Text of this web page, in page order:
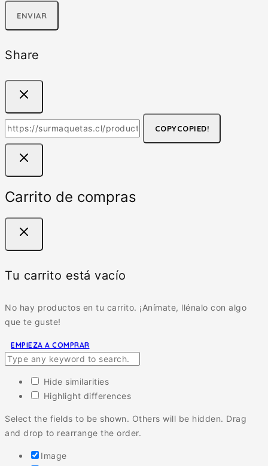
Share
COPYCOPIED!
Carrito de compras
Tu carrito está vacío
No hay productos en tu carrito. ¡Anímate, llénalo con algo
que te guste!
EMPIEZA A COMPRAR
Hide similarities
Highlight differences
Select the fields to be shown. Others will be hidden. Drag
and drop to rearrange the order.
Image